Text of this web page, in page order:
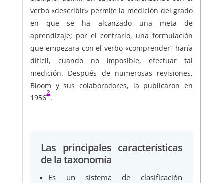
verbo «describir» permite la medición del grado
en que se ha alcanzado una meta de
aprendizaje; por el contrario, una formulación
que empezara con el verbo «comprender” haría
difícil, cuando no imposible, efectuar tal
medición. Después de numerosas revisiones,
Bloom y sus colaboradores, la publicaron en
1956
2
.
Las principales características
de la taxonomía
Es un sistema de clasificación